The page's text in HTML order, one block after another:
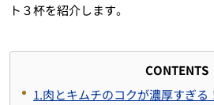
ト３杯を紹介します。
CONTENTS
1.肉とキムチのコクが濃厚すぎる